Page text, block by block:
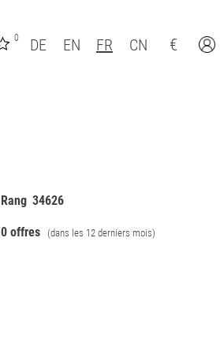
0 DE EN FR CN €
Rang 34626
0 offres (dans les 12 derniers mois)